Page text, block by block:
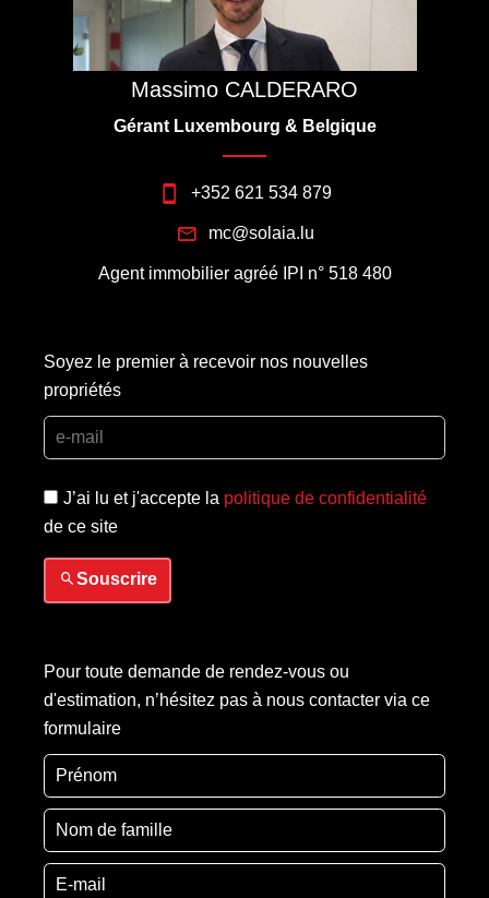
Massimo CALDERARO
Gérant Luxembourg & Belgique
+352 621 534 879
mc@solaia.lu
Agent immobilier agréé IPI n° 518 480
Soyez le premier à recevoir nos nouvelles
propriétés
J’ai lu et j'accepte la politique de confidentialité
de ce site
Souscrire
Pour toute demande de rendez-vous ou
d'estimation, n’hésitez pas à nous contacter via ce
formulaire